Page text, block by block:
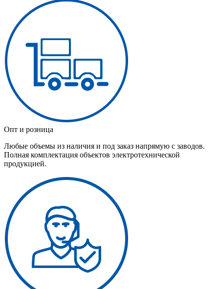
Опт и розница
Любые объемы из наличия и под заказ напрямую с заводов.
Полная комплектация объектов электротехнической
продукцией.